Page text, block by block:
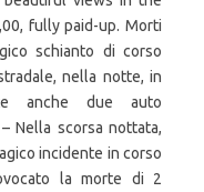
fully paid-up. Morti
schianto di corso
nella notte, in
anche due auto
Nella scorsa nottata,
incidente in corso
la morte di 2